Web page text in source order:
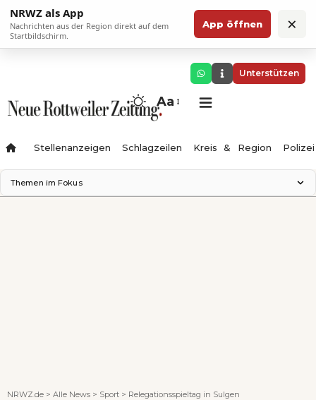
NRWZ als App
Nachrichten aus der Region direkt auf dem
Startbildschirm.
App öffnen ×
Unterstützen
Aa
Stellenanzeigen Schlagzeilen Kreis & Region Polizei
Themen im Fokus
NRWZ.de > Alle News > Sport > Relegationsspieltag in Sulgen